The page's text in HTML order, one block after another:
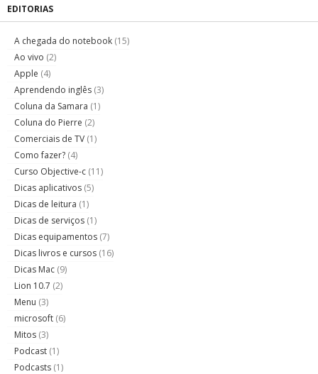
EDITORIAS
A chegada do notebook (15)
Ao vivo (2)
Apple (4)
Aprendendo inglês (3)
Coluna da Samara (1)
Coluna do Pierre (2)
Comerciais de TV (1)
Como fazer? (4)
Curso Objective-c (11)
Dicas aplicativos (5)
Dicas de leitura (1)
Dicas de serviços (1)
Dicas equipamentos (7)
Dicas livros e cursos (16)
Dicas Mac (9)
Lion 10.7 (2)
Menu (3)
microsoft (6)
Mitos (3)
Podcast (1)
Podcasts (1)